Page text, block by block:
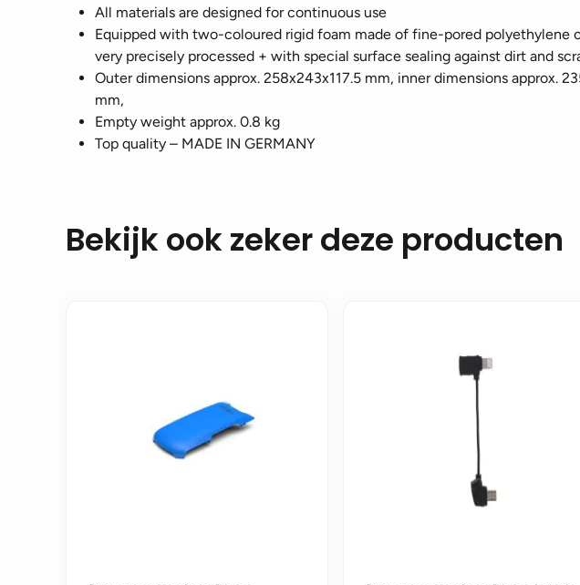
All materials are designed for continuous use
Equipped with two-coloured rigid foam made of fine-pored polyethylene
very precisely processed + with special surface sealing against dirt and
Outer dimensions approx. 258x243x117.5 mm, inner dimensions approx.
mm,
Empty weight approx. 0.8 kg
Top quality – MADE IN GERMANY
Bekijk ook zeker deze producten